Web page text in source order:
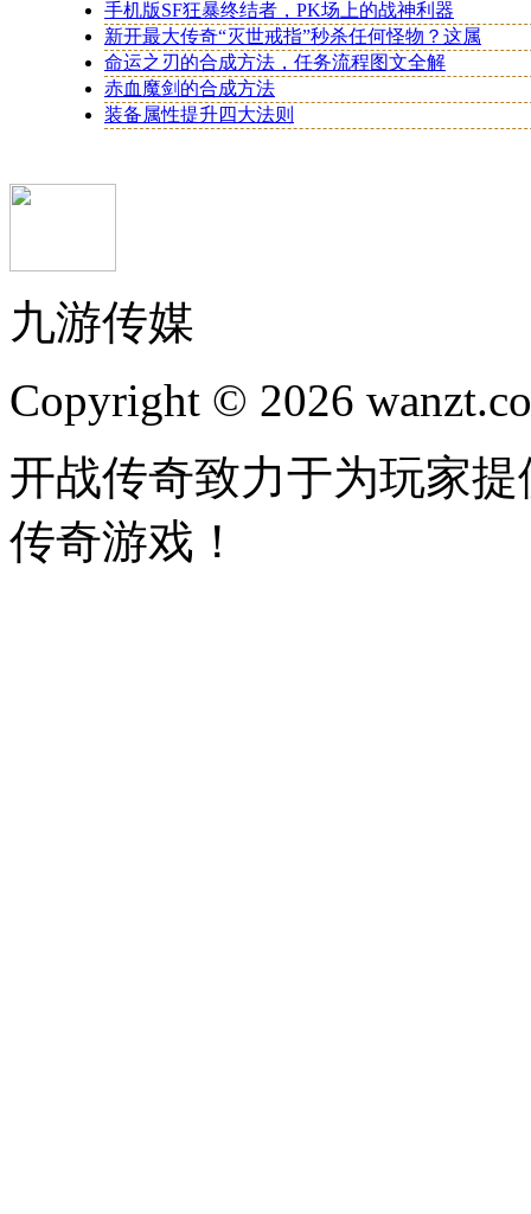
手机版SF狂暴终结者，PK场上的战神利器
新开最大传奇“灭世戒指”秒杀任何怪物？这属
命运之刃的合成方法，任务流程图文全解
赤血魔剑的合成方法
装备属性提升四大法则
九游传媒
Copyright © 2026
开战传奇致力于为玩家
传奇游戏！